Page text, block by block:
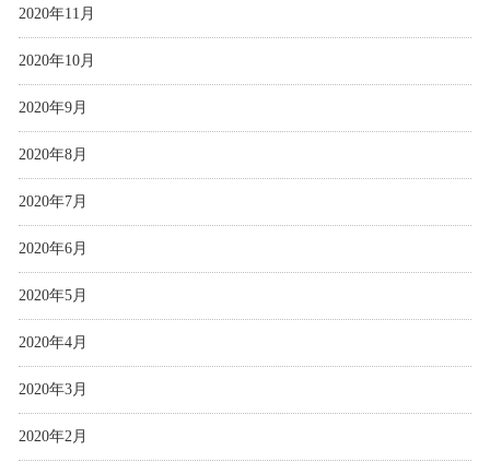
2020年11月
2020年10月
2020年9月
2020年8月
2020年7月
2020年6月
2020年5月
2020年4月
2020年3月
2020年2月